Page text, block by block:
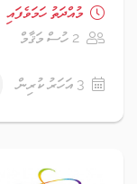
މުއްދަތު ހަމަވެފައި
2 ހުސް މަޤާމް
3 އަހަރު ކުރިން